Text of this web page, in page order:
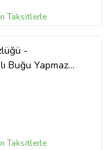
Taksitlerle
-
Buğu Yapmaz
Gözlüğü
Taksitlerle